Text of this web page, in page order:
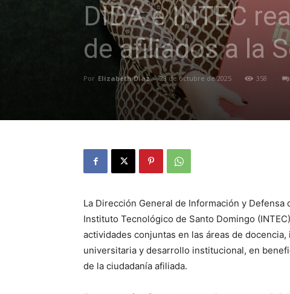
DIDA e INTEC
de afiliados a la
Por Elizabeth Diaz - 28 de octubre de 2025 358
La Dirección General de Información y
Instituto Tecnológico de Santo Domingo
actividades conjuntas en las áreas de
universitaria y desarrollo institucional, en
de la ciudadanía afiliada.